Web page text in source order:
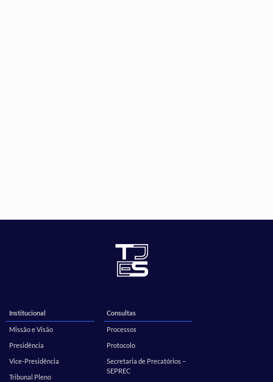
Institucional
Missão e Visão
Presidência
Vice-Presidência
Tribunal Pleno
Consultas
Processos
Protocolo
Secretaria de Precatórios –
SEPREC